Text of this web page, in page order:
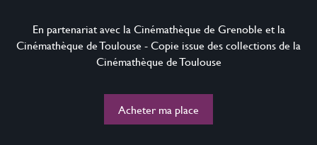
En partenariat avec la Cinémathèque de Grenoble et la
Cinémathèque de Toulouse - Copie issue des collections de la
Cinémathèque de Toulouse
Acheter ma place